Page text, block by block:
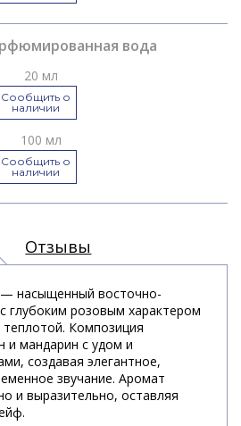
вода
20 мл
Сообщить о
наличии
100 мл
Сообщить о
наличии
Отзывы
насыщенный восточно-
глубоким розовым характером
теплотой. Композиция
и мандарин с удом и
создавая элегантное,
звучание. Аромат
и выразительно, оставляя